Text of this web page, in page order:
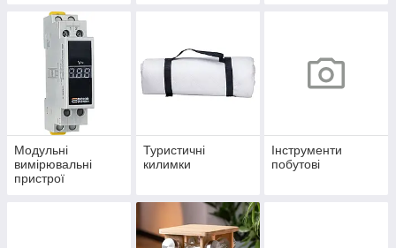
Модульні
вимірювальні
пристрої
Туристичні
килимки
Інструменти
побутові